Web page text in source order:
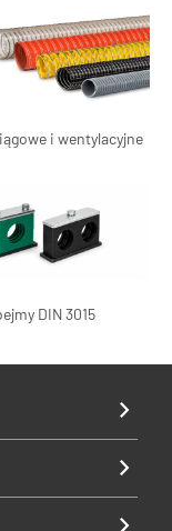
i wentylacyjne
DIN 3015